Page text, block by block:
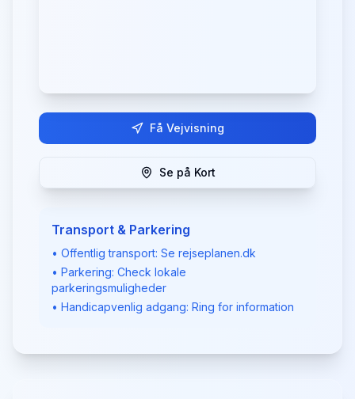
Få Vejvisning
Se på Kort
Transport & Parkering
• Offentlig transport: Se rejseplanen.dk
• Parkering: Check lokale
parkeringsmuligheder
• Handicapvenlig adgang: Ring for information